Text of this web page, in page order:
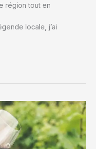
région tout en
locale, j’ai